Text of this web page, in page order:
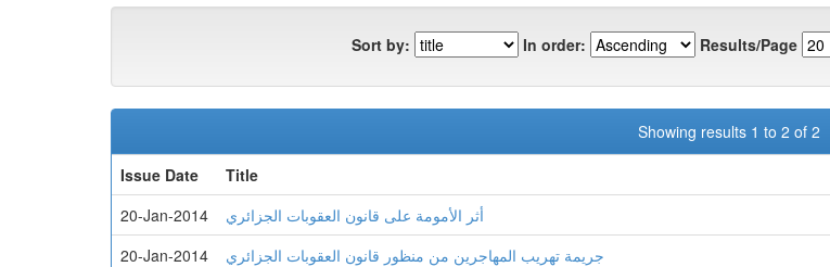
Sort by: In order: Results/Page
Showing results 1 to 2 of 2
Issue Date
Title
20-Jan-2014
أثر الأمومة على قانون العقوبات الجزائري
20-Jan-2014
جريمة تهريب المهاجرين من منظور قانون العقوبات الجزائري